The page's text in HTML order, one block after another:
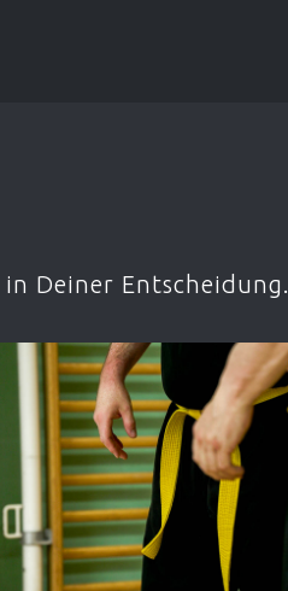
Deiner Entscheidung.